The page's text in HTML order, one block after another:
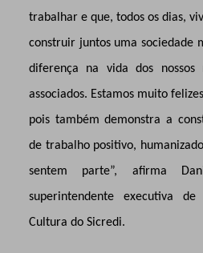
trabalhar e que, todos os dias,
construir juntos uma sociedade
diferença na vida dos
associados. Estamos muito
pois também demonstra a
de trabalho positivo,
sentem parte”,
afirma
superintendente executiva
Cultura do Sicredi.